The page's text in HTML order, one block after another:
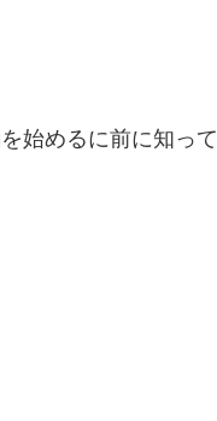
始めるに前に知っ